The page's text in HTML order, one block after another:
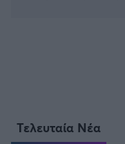
Τελευταία Νέα